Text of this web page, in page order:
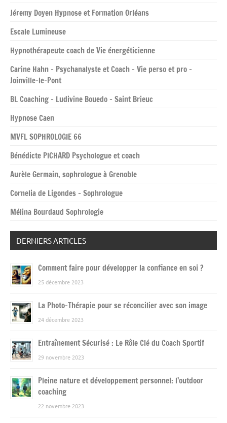
Jéremy Doyen Hypnose et Formation Orléans
Escale Lumineuse
Hypnothérapeute coach de Vie énergéticienne
Carine Hahn – Psychanalyste et Coach – Vie perso et pro –
Joinville-le-Pont
BL Coaching – Ludivine Bouedo – Saint Brieuc
Hypnose Caen
MVFL SOPHROLOGIE 66
Bénédicte PICHARD Psychologue et coach
Aurèle Germain, sophrologue à Grenoble
Cornelia de Ligondes – Sophrologue
Mélina Bourdaud Sophrologie
DERNIERS ARTICLES
Comment faire pour développer la confiance en soi ?
25 décembre 2023
La Photo-Thérapie pour se réconcilier avec son image
24 décembre 2023
Entraînement Sécurisé : Le Rôle Clé du Coach Sportif
29 novembre 2023
Pleine nature et développement personnel: l’outdoor
coaching
22 novembre 2023